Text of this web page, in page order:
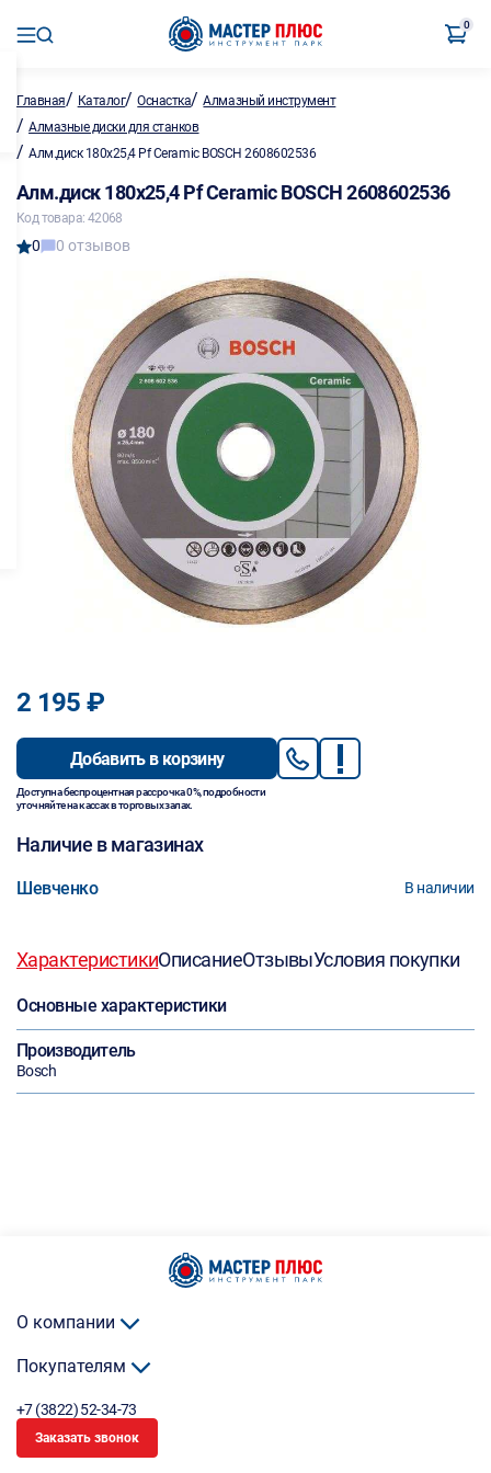
0
Главная/ Каталог/Оснастка/Алмазный инструмент
/ Алмазные диски для станков
/ Алм.диск 180х25,4 Pf Ceramic BOSCH 2608602536
Алм.диск 180х25,4 Pf Ceramic BOSCH 2608602536
Код товара: 42068
0 0 отзывов
2 195 ₽
Добавить в корзину
Доступна беспроцентная рассрочка 0%, подробности
уточняйте на кассах в торговых залах.
Наличие в магазинах
Шевченко В наличии
ХарактеристикиОписаниеОтзывыУсловия покупки
Основные характеристики
Производитель
Bosch
О компании
Покупателям
+7 (3822) 52-34-73
Заказать звонок